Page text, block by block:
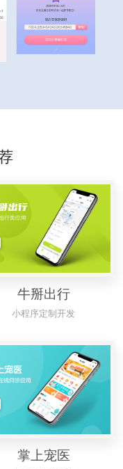
牛掰出行
小程序定制开发
掌上宠医